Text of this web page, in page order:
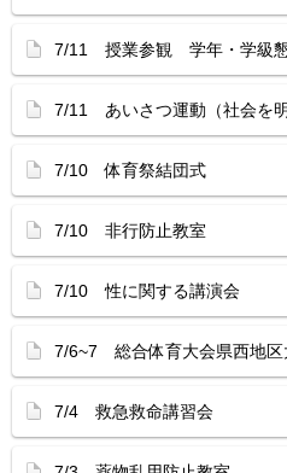
7/11 授業参観 学年・学級
7/11 あいさつ運動（社会を明
7/10 体育祭結団式
7/10 非行防止教室
7/10 性に関する講演会
7/6~7 総合体育大会県西地区
7/4 救急救命講習会